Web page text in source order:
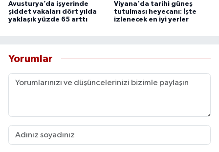
Avusturya’da işyerinde
şiddet vakaları dört yılda
yaklaşık yüzde 65 arttı
Viyana'da tarihi güneş
tutulması heyecanı: İşte
izlenecek en iyi yerler
Yorumlar